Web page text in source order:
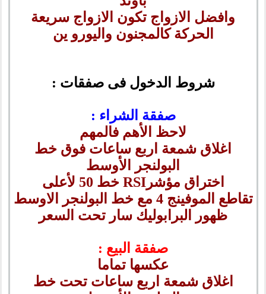
وافضل الازواج تكون الازواج سريعة
الحركة كالمجنون واليورو ين
شروط الدخول فى صفقات :
صفقة الشراء :
لاحظ الأهم فالمهم
اغلاق شمعة اربع ساعات فوق خط
البولنجر الأوسط
اختراق مؤشرRSI خط 50 لأعلى
تقاطع الموفينج 4 مع خط البولنجر الاوسط
ظهور البرابوليك سار تحت السعر
صفقة البيع :
عكسها تماما
اغلاق شمعة اربع ساعات تحت خط